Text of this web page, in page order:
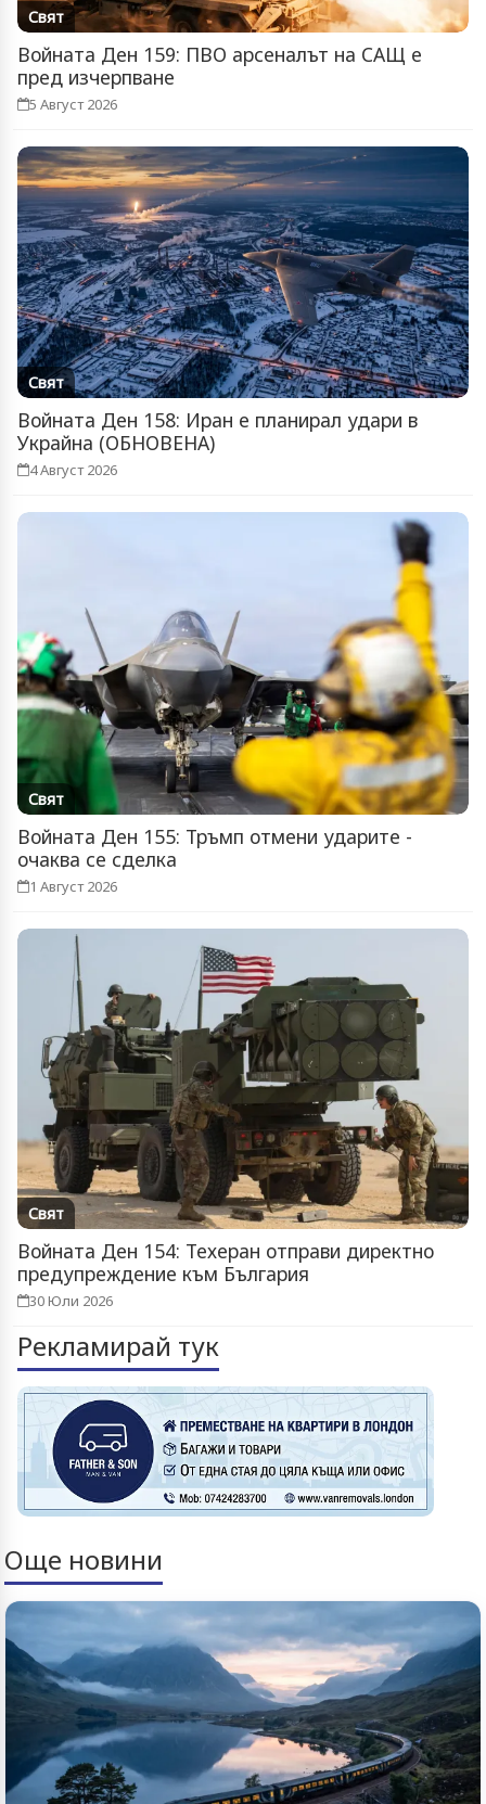
Свят
Войната Ден 159: ПВО арсеналът на САЩ е
пред изчерпване
5 Август 2026
Свят
Войната Ден 158: Иран е планирал удари в
Украйна (ОБНОВЕНА)
4 Август 2026
Свят
Войната Ден 155: Тръмп отмени ударите -
очаква се сделка
1 Август 2026
Свят
Войната Ден 154: Техеран отправи директно
предупреждение към България
30 Юли 2026
Рекламирай тук
Още новини